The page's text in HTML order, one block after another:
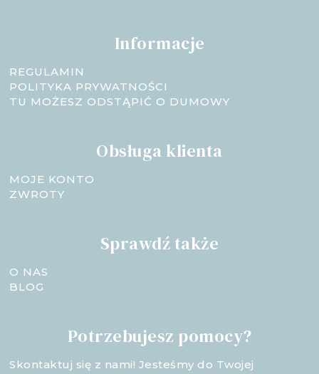
Informacje
REGULAMIN
POLITYKA PRYWATNOŚCI
TU MOŻESZ ODSTĄPIĆ O DUMOWY
Obsługa klienta
MOJE KONTO
ZWROTY
Sprawdź także
O NAS
BLOG
Potrzebujesz pomocy?
Skontaktuj się z nami! Jesteśmy do Twojej